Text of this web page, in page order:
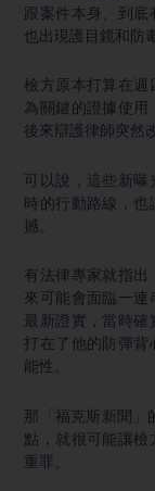
跟案件本身、到底
也出現護目鏡和防
檢方原本打算在週
為關鍵的證據使用
後來辯護律師突然
可以說，這些新曝
時的行動路線，也
撼。
有法律專家就指出
來可能會面臨一連
最新證實，當時
打在了他的防彈背
能性。
那「福克斯新聞」
點，就很可能讓檢
重罪。